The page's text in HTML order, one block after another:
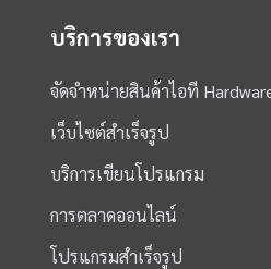
บริการของเรา
จัดจำหน่ายสินค้าไอที
เว็บไซต์สำเร็จรูป
บริการเขียนโปรแกรม
การตลาดออนไลน์
โปรแกรมสำเร็จรูป